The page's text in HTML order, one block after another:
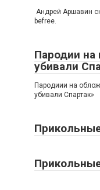
Андрей Аршавин
befree.
Пародии на
убивали
Пародиии на
убивали Спартак»